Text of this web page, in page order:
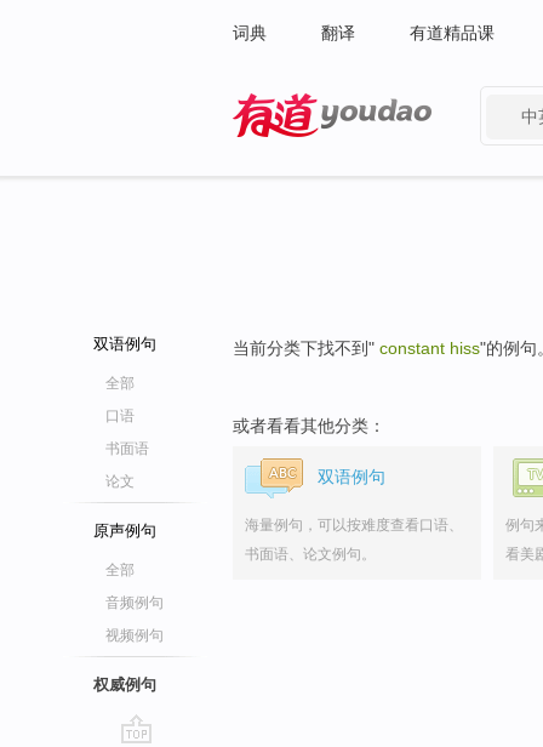
词典 翻译 有道精品课
中
双语例句
全部
口语
书面语
论文
原声例句
全部
音频例句
视频例句
权威例句
当前分类下找不到" constant hiss"的例句。
或者看看其他分类：
双语例句
海量例句，可以按难度查看口语、
书面语、论文例句。
例句
看美